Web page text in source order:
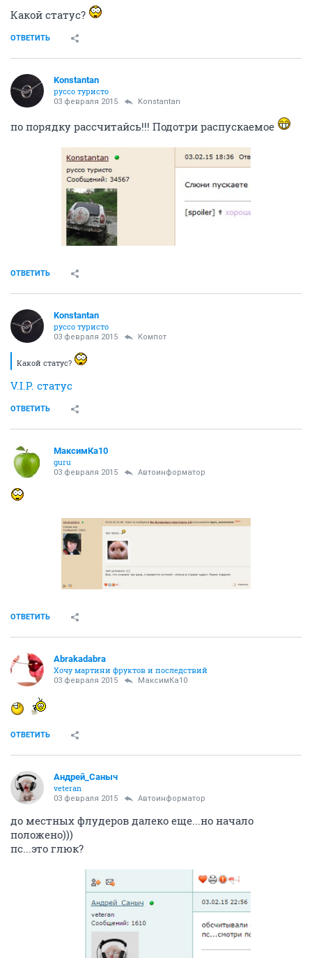
Какой статус?
ОТВЕТИТЬ
Konstantan
руссо туристо
03 февраля 2015 Konstantan
по порядку рассчитайсь!!! Подотри распускаемое
ОТВЕТИТЬ
Konstantan
руссо туристо
03 февраля 2015 Компот
Какой статус?
V.I.P. статус
ОТВЕТИТЬ
МаксимКа10
guru
03 февраля 2015 Автоинформатор
ОТВЕТИТЬ
Abrakadabra
Хочу мартини фруктов и последствий
03 февраля 2015 МаксимКа10
ОТВЕТИТЬ
Андрей_Саныч
veteran
03 февраля 2015 Автоинформатор
до местных флудеров далеко еще...но начало
положено)))
пс...это глюк?